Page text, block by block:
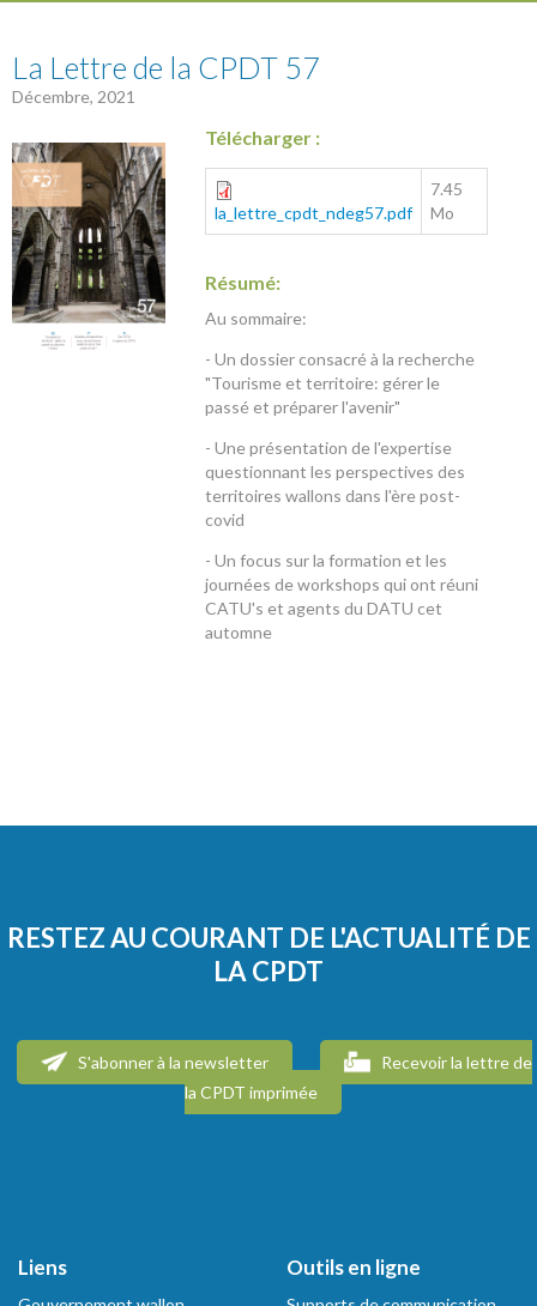
La Lettre de la CPDT 57
Décembre, 2021
Télécharger :
la_lettre_cpdt_ndeg57.pdf
7.45
Mo
Résumé:
Au sommaire:
- Un dossier consacré à la recherche
"Tourisme et territoire: gérer le
passé et préparer l'avenir"
- Une présentation de l'expertise
questionnant les perspectives des
territoires wallons dans l'ère post-
covid
- Un focus sur la formation et les
journées de workshops qui ont réuni
CATU's et agents du DATU cet
automne
RESTEZ AU COURANT DE L'ACTUALITÉ DE
LA CPDT
S'abonner à la newsletter
Recevoir la lettre de
la CPDT imprimée
Liens Outils en ligne